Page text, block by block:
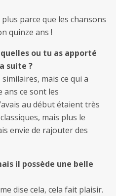
parce que les chansons
quinze ans !
ou tu as apporté
suite ?
mais ce qui a
ans ce sont les
au début étaient très
mais plus le
envie de rajouter des
il possède une belle
dise cela, cela fait plaisir.